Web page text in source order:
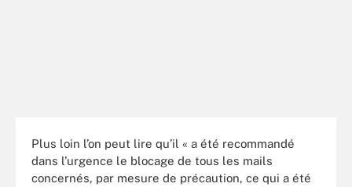
Plus loin l’on peut lire qu’il « a été recommandé
dans l’urgence le blocage de tous les mails
concernés, par mesure de précaution, ce qui a été